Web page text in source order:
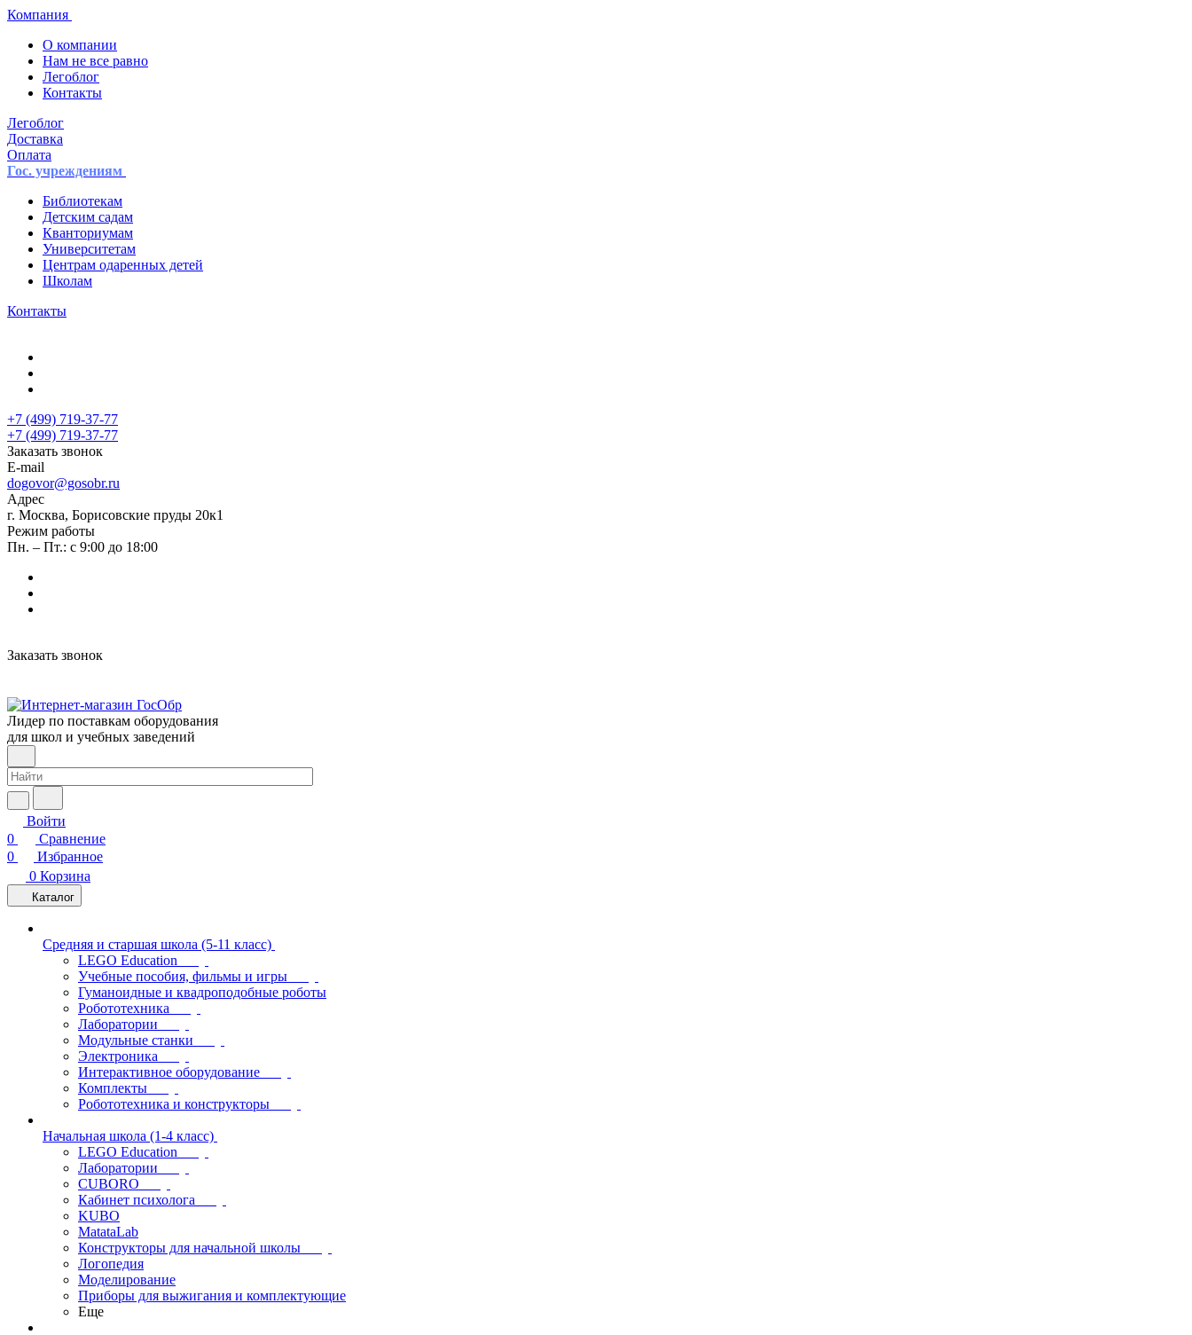
Компания
О компании
Нам не все равно
Легоблог
Контакты
Легоблог
Доставка
Оплата
Гос. учреждениям
Библиотекам
Детским садам
Кванториумам
Университетам
Центрам одаренных детей
Школам
Контакты
+7 (499) 719-37-77
+7 (499) 719-37-77
Заказать звонок
E-mail
dogovor@gosobr.ru
Адрес
г. Москва, Борисовские пруды 20к1
Режим работы
Пн. – Пт.: с 9:00 до 18:00
Заказать звонок
Лидер по поставкам оборудования
для школ и учебных заведений
Войти
0
Сравнение
0
Избранное
0 Корзина
Каталог
Средняя и старшая школа (5-11 класс)
LEGO Education
Учебные пособия, фильмы и игры
Гуманоидные и квадроподобные роботы
Робототехника
Лаборатории
Модульные станки
Электроника
Интерактивное оборудование
Комплекты
Робототехника и конструкторы
Начальная школа (1-4 класс)
LEGO Education
Лаборатории
CUBORO
Кабинет психолога
KUBO
MatataLab
Конструкторы для начальной школы
Логопедия
Моделирование
Приборы для выжигания и комплектующие
Еще